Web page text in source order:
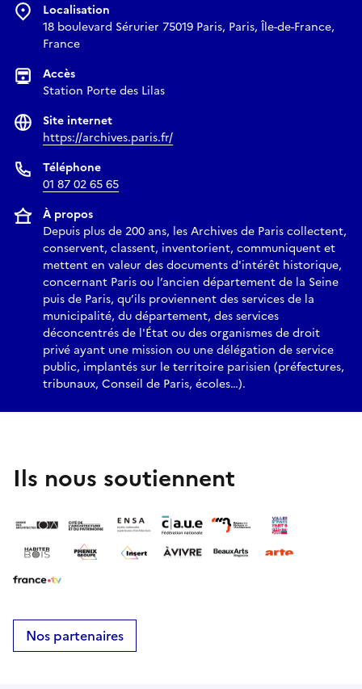
Localisation
18 boulevard Sérurier 75019 Paris, Paris, Île-de-France,
France
Accès
Station Porte des Lilas
Site internet
https://archives.paris.fr/
Téléphone
01 87 02 65 65
À propos
Depuis plus de 200 ans, les Archives de Paris collectent,
conservent, classent, inventorient, communiquent et
mettent en valeur des documents d'intérêt historique,
concernant Paris ou l’ancien département de la Seine
puis de Paris, qu’ils proviennent des services de la
municipalité, du département, des services
déconcentrés de l'État ou des organismes de droit
privé ayant une mission ou une délégation de service
public, implantés sur le territoire parisien (préfectures,
tribunaux, Conseil de Paris, écoles…).
Ils nous soutiennent
Nos partenaires